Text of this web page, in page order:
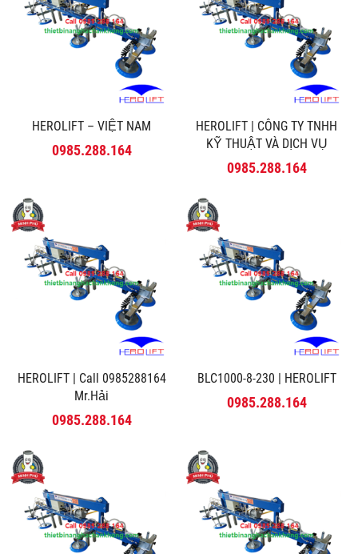
HEROLIFT – VIỆT NAM
0985.288.164
HEROLIFT | CÔNG TY TNHH
KỸ THUẬT VÀ DỊCH VỤ
MINH PHÚ
0985.288.164
HEROLIFT | Call 0985288164
Mr.Hải
0985.288.164
BLC1000-8-230 | HEROLIFT
0985.288.164